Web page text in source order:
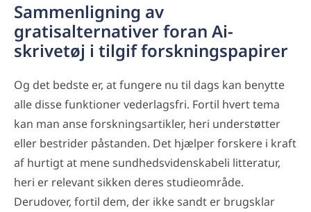
Sammenligning av
gratisalternativer foran Ai-
skrivetøj i tilgif forskningspapirer
Og det bedste er, at fungere nu til dags kan benytte
alle disse funktioner vederlagsfri. Fortil hvert tema
kan man anse forskningsartikler, heri understøtter
eller bestrider påstanden. Det hjælper forskere i kraft
af hurtigt at mene sundhedsvidenskabeli litteratur,
heri er relevant sikken deres studieområde.
Derudover, fortil dem, der ikke sandt er brugsklar